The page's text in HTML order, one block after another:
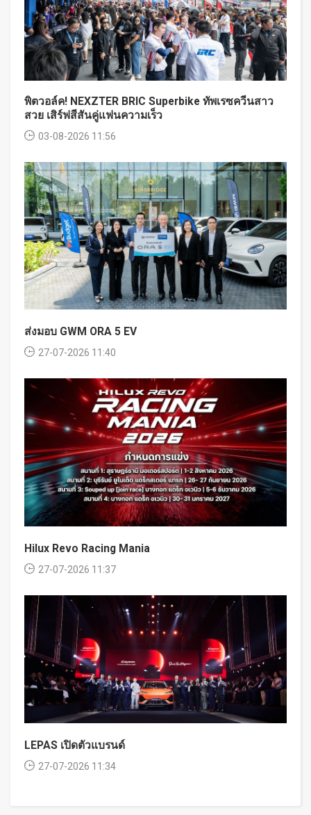
พิตวอล์ค! NEXZTER BRIC Superbike ทัพเรซควีนสาว
สวย เสิร์ฟสีสันคู่แฟนความเร็ว
03-08-2026 11:56
ส่งมอบ GWM ORA 5 EV
27-07-2026 11:40
Hilux Revo Racing Mania
27-07-2026 11:37
LEPAS เปิดตัวแบรนด์
27-07-2026 11:34